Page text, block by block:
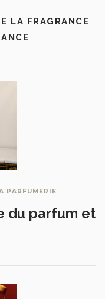
LA FRAGRANCE
PARFUMERIE
du parfum et